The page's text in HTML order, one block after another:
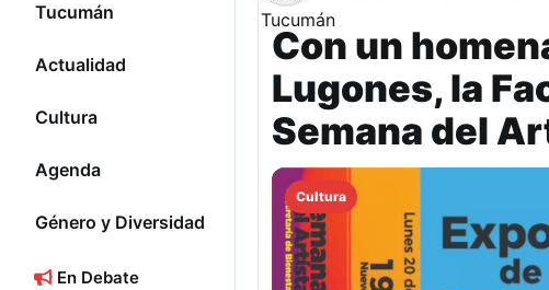
Tucumán
Actualidad
Cultura
Agenda
Género y Diversidad
En Debate
Con un
Lugones, la
Semana del
Cultura